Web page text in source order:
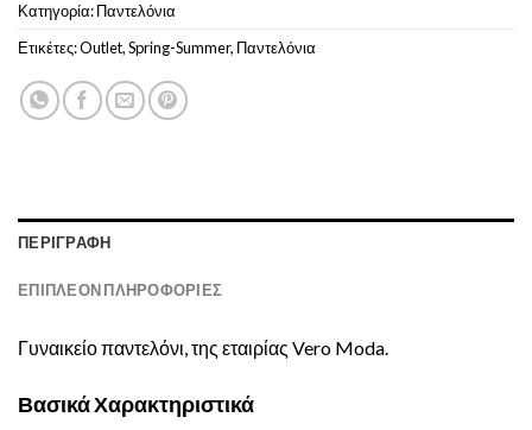
Κατηγορία:Παντελόνια
Ετικέτες:Outlet,Spring-Summer, Παντελόνια
ΠΕΡΙΓΡΑΦΉ
ΕΠΙΠΛΈΟΝ ΠΛΗΡΟΦΟΡΊΕΣ
Γυναικείο παντελόνι, της εταιρίας Vero Moda.
Βασικά Χαρακτηριστικά